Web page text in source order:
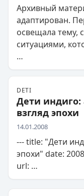
Архивный
адаптирован.
освещала тему,
ситуациями,
…
DETI
Дети индиго:
взгляд эпохи
14.01.2008
--- title: "Дети
эпохи" date:
url: …